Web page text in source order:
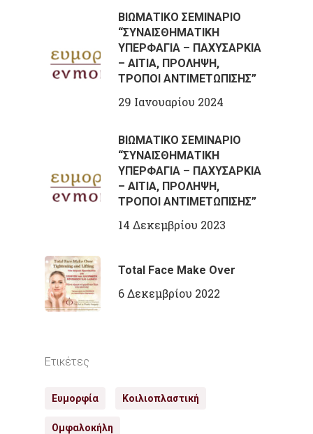
ΒΙΩΜΑΤΙΚΟ ΣΕΜΙΝΑΡΙΟ
“ΣΥΝΑΙΣΘΗΜΑΤΙΚΗ
ΥΠΕΡΦΑΓΙΑ – ΠΑΧΥΣΑΡΚΙΑ
– ΑΙΤΙΑ, ΠΡΟΛΗΨΗ,
ΤΡΟΠΟΙ ΑΝΤΙΜΕΤΩΠΙΣΗΣ”
29 Ιανουαρίου 2024
ΒΙΩΜΑΤΙΚΟ ΣΕΜΙΝΑΡΙΟ
“ΣΥΝΑΙΣΘΗΜΑΤΙΚΗ
ΥΠΕΡΦΑΓΙΑ – ΠΑΧΥΣΑΡΚΙΑ
– ΑΙΤΙΑ, ΠΡΟΛΗΨΗ,
ΤΡΟΠΟΙ ΑΝΤΙΜΕΤΩΠΙΣΗΣ”
14 Δεκεμβρίου 2023
Total Face Make Over
6 Δεκεμβρίου 2022
Ετικέτες
Ευμορφία Κοιλιοπλαστική
Ομφαλοκήλη